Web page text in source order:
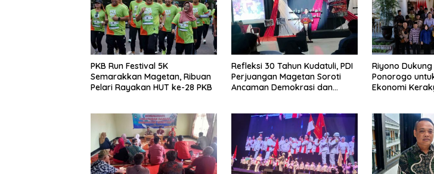
PKB Run Festival 5K
Semarakkan Magetan, Ribuan
Pelari Rayakan HUT ke-28 PKB
Refleksi 30 Tahun Kudatuli, PDI
Perjuangan Magetan Soroti
Ancaman Demokrasi dan
Riyono
Ponorogo
Ekonomi